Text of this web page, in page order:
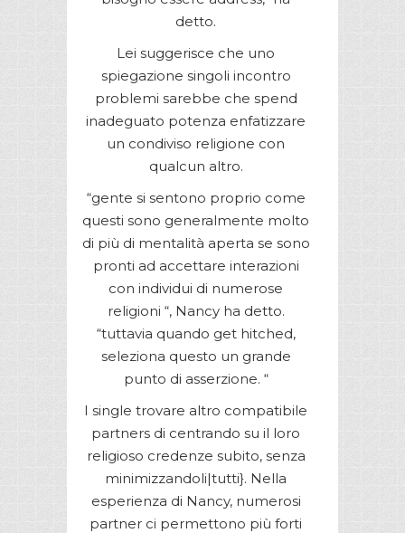
detto.
Lei suggerisce che uno
spiegazione singoli incontro
problemi sarebbe che spend
inadeguato potenza enfatizzare
un condiviso religione con
qualcun altro.
“gente si sentono proprio come
questi sono generalmente molto
di più di mentalità aperta se sono
pronti ad accettare interazioni
con individui di numerose
religioni “, Nancy ha detto.
“tuttavia quando get hitched,
seleziona questo un grande
punto di asserzione. “
I single trovare altro compatibile
partners di centrando su il loro
religioso credenze subito, senza
minimizzandoli|tutti}. Nella
esperienza di Nancy, numerosi
partner ci permettono più forti